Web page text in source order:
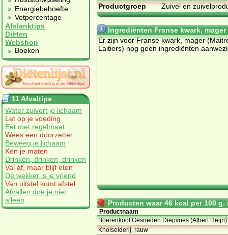
Energiebehoefte
Vetpercentage
Afslanktips
Diëten
Webshop
Boeken
11 Afvaltips
Water zuivert je lichaam
Let op je voeding
Eet met regelmaat
Wees een doorzetter
Beweeg je lichaam
Ken je maten
Drinken, drinken, drinken
Val af, maar blijf eten
De wekker is je vriend
Van uitstel komt afstel
Afvallen doe je niet
alleen
Productgroep
Zuivel en
Ingrediënten Franse kwark,
Er zijn voor Franse kwark, mager
Laitiers) nog geen ingrediënten
Producten waar 46 kcal per 100
Productnaam
Boerenkool Gesneden Diepvries (Albert Heijn)
Knolselderij, rauw